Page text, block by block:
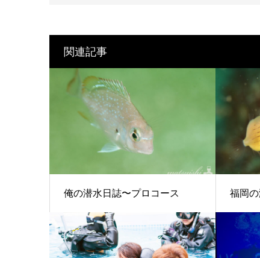
関連記事
俺の潜水日誌〜プロコース 福岡